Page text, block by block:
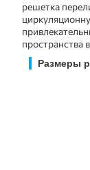
решетка
пространства
Размеры